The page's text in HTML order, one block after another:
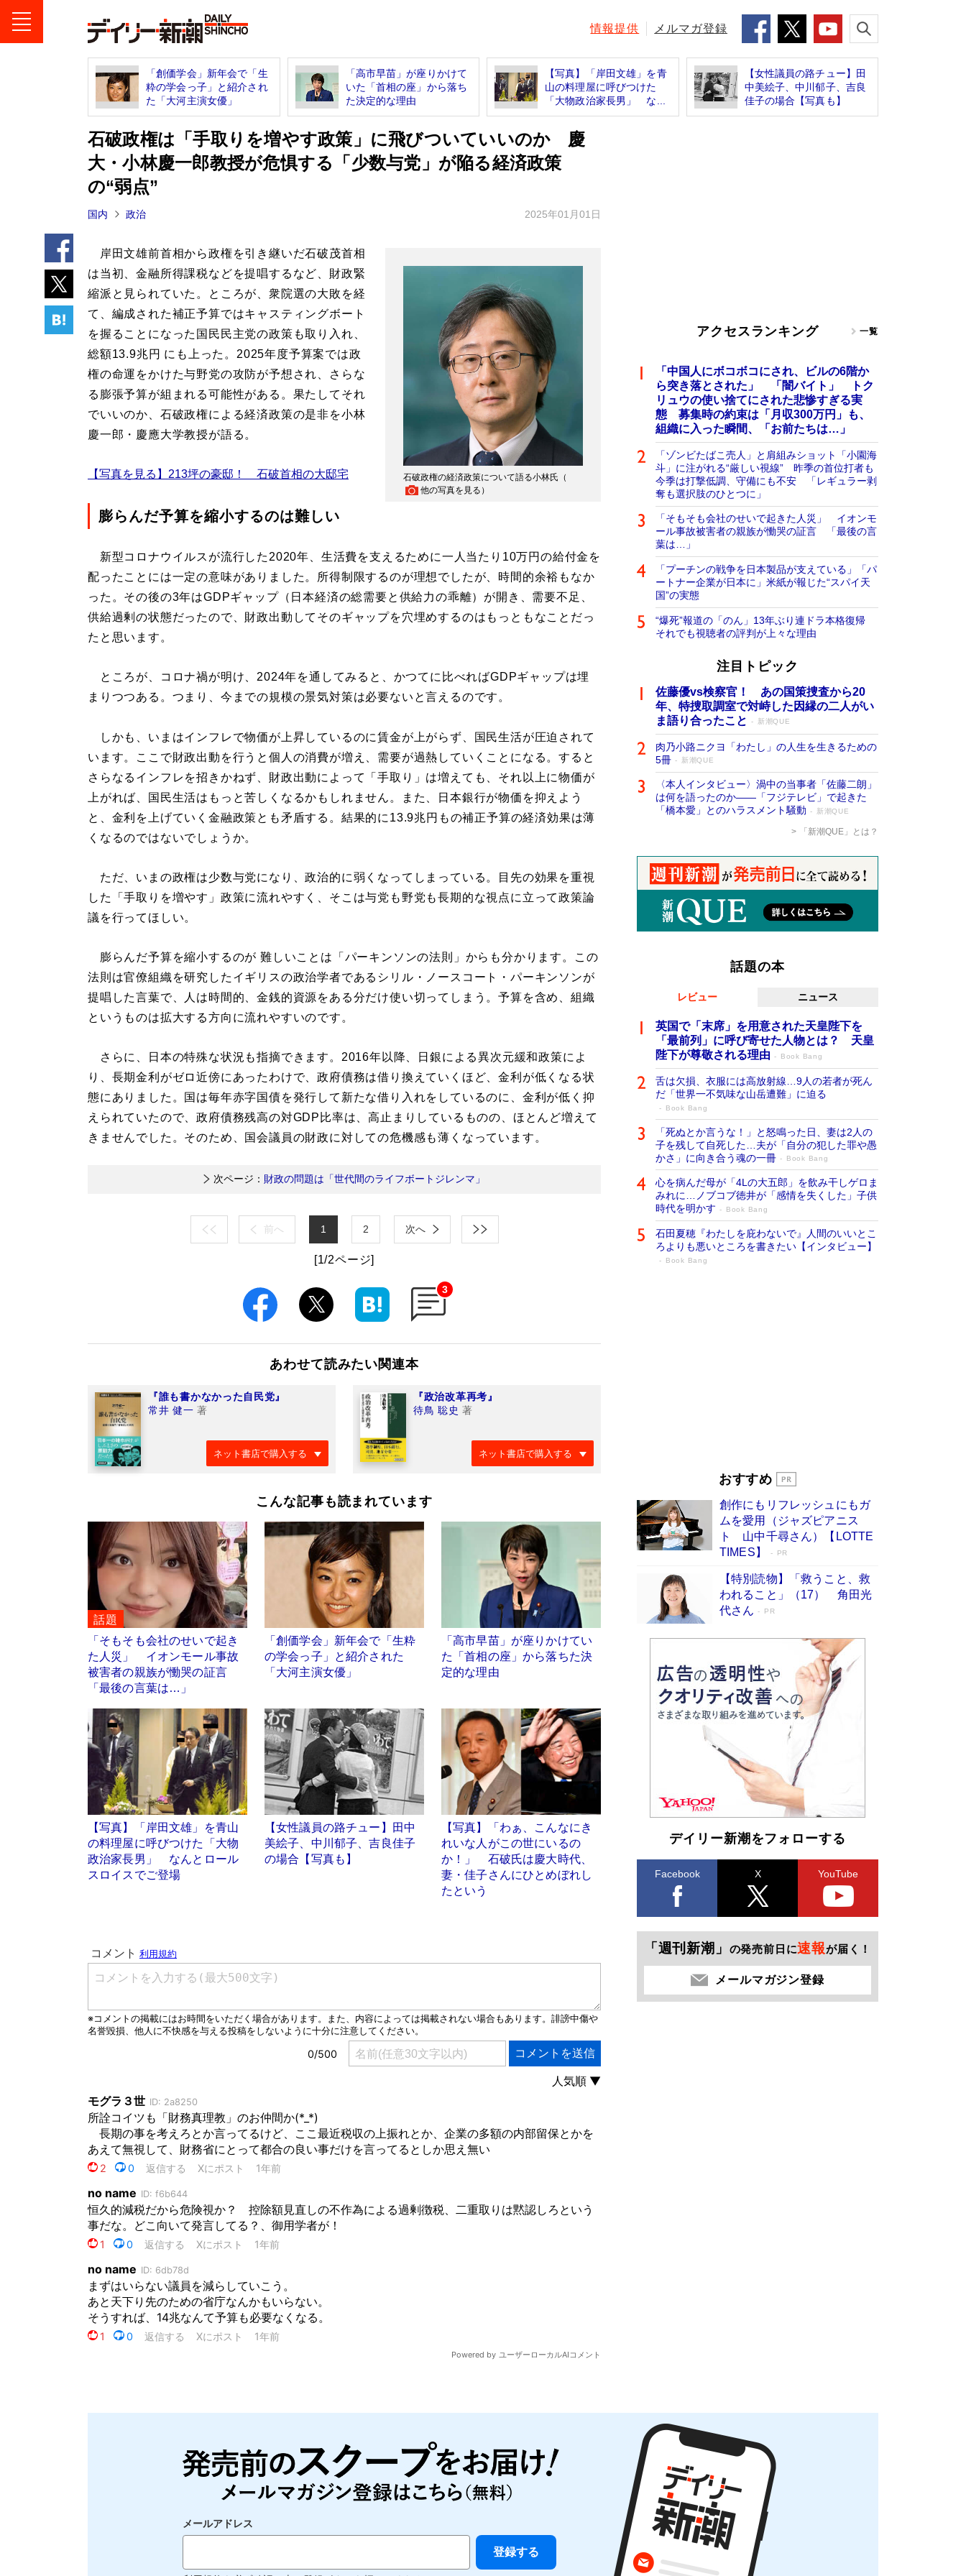
情報提供 メルマガ登録
「創価学会」新年会で「生
粋の学会っ子」と紹介され
た「大河主演女優」
「高市早苗」が座りかけて
いた「首相の座」から落ち
た決定的な理由
【写真】「岸田文雄」を青
山の料理屋に呼びつけた
「大物政治家長男」 な...
【女性議員の路チュー】田
中美絵子、中川郁子、吉良
佳子の場合【写真も】
石破政権は「手取りを増やす政策」に飛びついていいのか 慶
大・小林慶一郎教授が危惧する「少数与党」が陥る経済政策
の“弱点”
国内 政治 2025年01月01日
石破政権の経済政策について語る小林氏（
他の写真を見る ）
岸田文雄前首相から政権を引き継いだ石破茂首相
は当初、金融所得課税などを提唱するなど、財政緊
縮派と見られていた。ところが、衆院選の大敗を経
て、編成された補正予算ではキャスティングボート
を握ることになった国民民主党の政策も取り入れ、
総額13.9兆円 にも上った。2025年度予算案では政
権の命運をかけた与野党の攻防が予想され、さらな
る膨張予算が組まれる可能性がある。果たしてそれ
でいいのか、石破政権による経済政策の是非を小林
慶一郎・慶應大学教授が語る。
【写真を見る】213坪の豪邸！ 石破首相の大邸宅
膨らんだ予算を縮小するのは難しい
新型コロナウイルスが流行した2020年、生活費を支えるために一人当たり10万円の給付金を
配ったことには一定の意味がありました。所得制限するのが理想でしたが、時間的余裕もなか
った。その後の3年はGDPギャップ（日本経済の総需要と供給力の乖離）が開き、需要不足、
供給過剰の状態だったので、財政出動してそのギャップを穴埋めするのはもっともなことだっ
たと思います。
ところが、コロナ禍が明け、2024年を通してみると、かつてに比べればGDPギャップは埋
まりつつある。つまり、今までの規模の景気対策は必要ないと言えるのです。
しかも、いまはインフレで物価が上昇しているのに賃金が上がらず、国民生活が圧迫されて
います。ここで財政出動を行うと個人の消費が増え、需要が過熱していくことになる。すると
さらなるインフレを招きかねず、財政出動によって「手取り」は増えても、それ以上に物価が
上がれば、国民生活はもっと苦しくなるかもしれません。また、日本銀行が物価を抑えよう
と、金利を上げていく金融政策とも矛盾する。結果的に13.9兆円もの補正予算の経済効果は薄
くなるのではないでしょうか。
ただ、いまの政権は少数与党になり、政治的に弱くなってしまっている。目先の効果を重視
した「手取りを増やす」政策に流れやすく、そこは与党も野党も長期的な視点に立って政策論
議を行ってほしい。
膨らんだ予算を縮小するのが 難しいことは「パーキンソンの法則」からも分かります。この
法則は官僚組織を研究したイギリスの政治学者であるシリル・ノースコート・パーキンソンが
提唱した言葉で、人は時間的、金銭的資源をある分だけ使い切ってしまう。予算を含め、組織
というものは拡大する方向に流れやすいのです。
さらに、日本の特殊な状況も指摘できます。2016年以降、日銀による異次元緩和政策によ
り、長期金利がゼロ近傍にあったわけで、政府債務は借り換えていくほど、金利が低くなる状
態にありました。国は毎年赤字国債を発行して新たな借り入れをしているのに、金利が低く抑
えられていたので、政府債務残高の対GDP比率は、高止まりしているものの、ほとんど増えて
きませんでした。そのため、国会議員の財政に対しての危機感も薄くなっています。
次ページ： 財政の問題は「世代間のライフボートジレンマ」
前へ 1 2 次へ
[1/2ページ]
3
あわせて読みたい関連本
『誰も書かなかった自民党』
常井 健一 著
ネット書店で購入する
『政治改革再考』
待鳥 聡史 著
ネット書店で購入する
こんな記事も読まれています
話題
「そもそも会社のせいで起き
た人災」 イオンモール事故
被害者の親族が慟哭の証言
「最後の言葉は…」
「創価学会」新年会で「生粋
の学会っ子」と紹介された
「大河主演女優」
「高市早苗」が座りかけてい
た「首相の座」から落ちた決
定的な理由
【写真】「岸田文雄」を青山
の料理屋に呼びつけた「大物
政治家長男」 なんとロール
スロイスでご登場
【女性議員の路チュー】田中
美絵子、中川郁子、吉良佳子
の場合【写真も】
【写真】「わぁ、こんなにき
れいな人がこの世にいるの
か！」 石破氏は慶大時代、
妻・佳子さんにひとめぼれし
たという
アクセスランキング 一覧
「中国人にボコボコにされ、ビルの6階か
ら突き落とされた」 「闇バイト」 トク
リュウの使い捨てにされた悲惨すぎる実
態 募集時の約束は「月収300万円」も、
組織に入った瞬間、「お前たちは…」
「ゾンビたばこ売人」と肩組みショット「小園海
斗」に注がれる“厳しい視線” 昨季の首位打者も
今季は打撃低調、守備にも不安 「レギュラー剥
奪も選択肢のひとつに」
「そもそも会社のせいで起きた人災」 イオンモ
ール事故被害者の親族が慟哭の証言 「最後の言
葉は…」
「プーチンの戦争を日本製品が支えている」「パ
ートナー企業が日本に」米紙が報じた“スパイ天
国”の実態
“爆死”報道の「のん」13年ぶり連ドラ本格復帰
それでも視聴者の評判が上々な理由
注目トピック
佐藤優vs検察官！ あの国策捜査から20
年、特捜取調室で対峙した因縁の二人がい
ま語り合ったこと
新潮QUE
肉乃小路ニクヨ「わたし」の人生を生きるための
5冊
新潮QUE
〈本人インタビュー〉渦中の当事者「佐藤二朗」
は何を語ったのか――「フジテレビ」で起きた
「橋本愛」とのハラスメント騒動
新潮QUE
「新潮QUE」とは？
話題の本
レビュー ニュース
英国で「末席」を用意された天皇陛下を
「最前列」に呼び寄せた人物とは？ 天皇
陛下が尊敬される理由
Book Bang
舌は欠損、衣服には高放射線…9人の若者が死ん
だ「世界一不気味な山岳遭難」に迫る
Book Bang
「死ぬとか言うな！」と怒鳴った日、妻は2人の
子を残して自死した…夫が「自分の犯した罪や愚
かさ」に向き合う魂の一冊
Book Bang
心を病んだ母が「4Lの大五郎」を飲み干しゲロま
みれに…ノブコブ徳井が「感情を失くした」子供
時代を明かす
Book Bang
石田夏穂『わたしを庇わないで』人間のいいとこ
ろよりも悪いところを書きたい【インタビュー】
Book Bang
開発への関心を押し上げた18年の物語に幕 特装
Book Bang
「不意に涙が出そうに…」高嶋政伸が明かし
た“13歳の娘を暴行する役”への葛藤 インティマ
シーコーディネーターに支えられたNHK『大奥』
Book Bang
おすすめ
創作にもリフレッシュにもガ
ムを愛用（ジャズピアニス
ト 山中千尋さん）【LOTTE
TIMES】
PR
【特別読物】「救うこと、救
われること」（17） 角田光
代さん
PR
デイリー新潮をフォローする
Facebook X YouTube
「週刊新潮」 の発売前日に速報が届く！
メールマガジン登録
メールアドレス